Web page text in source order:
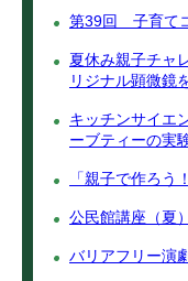
第39回 子育て
夏休み親子チャ
リジナル顕微鏡
キッチンサイエ
ーブティーの実
「親子で作ろう
公民館講座（夏
バリアフリー演